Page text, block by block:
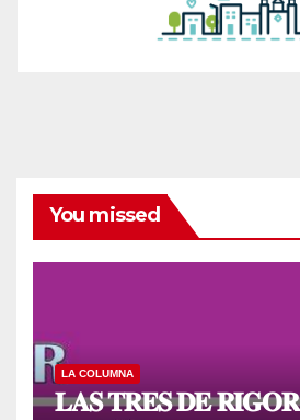
You missed
LA COLUMNA
𝐋𝐀𝐒 𝐓𝐑𝐄𝐒 𝐃𝐄 𝐑𝐈𝐆𝐎𝐑